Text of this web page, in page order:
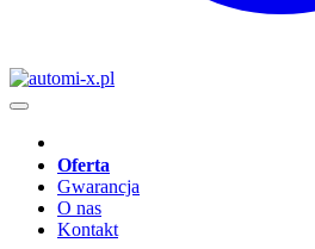
Oferta
Gwarancja
O nas
Kontakt